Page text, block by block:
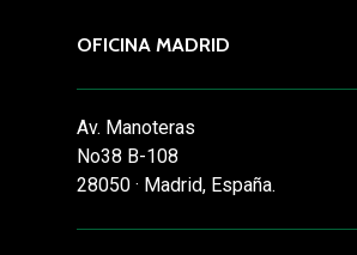
OFICINA MADRID
Av. Manoteras
No38 B-108
28050 · Madrid, España.